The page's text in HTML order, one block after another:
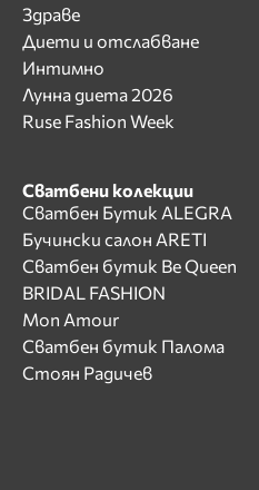
Здраве
Диети и отслабване
Интимно
Лунна диета 2026
Ruse Fashion Week
Сватбени колекции
Сватбен Бутик ALEGRA
Бучински салон ARETI
Сватбен бутик Be Queen
BRIDAL FASHION
Mon Amour
Сватбен бутик Палома
Стоян Радичев